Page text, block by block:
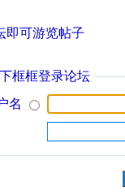
即可游览帖子
框框登录论坛
名